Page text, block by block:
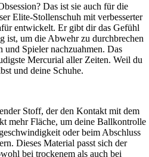
Das ist sie auch für die
Elite-Stollenschuh mit verbesserter
entwickelt. Er gibt dir das Gefühl
ist, um die Abwehr zu durchbrechen
und Spieler nachzuahmen. Das
Mercurial aller Zeiten. Weil du
und deine Schuhe.
Stoff, der den Kontakt mit dem
mehr Fläche, um deine Ballkontrolle
oder beim Abschluss
Dieses Material passt sich der
bei trockenem als auch bei